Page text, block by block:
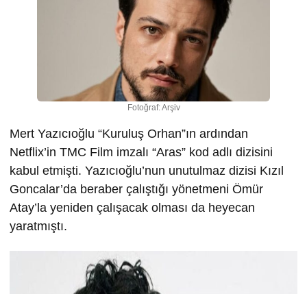
Fotoğraf: Arşiv
Mert Yazıcıoğlu “Kuruluş Orhan”ın ardından
Netflix’in TMC Film imzalı “Aras” kod adlı dizisini
kabul etmişti. Yazıcıoğlu’nun unutulmaz dizisi Kızıl
Goncalar’da beraber çalıştığı yönetmeni Ömür
Atay’la yeniden çalışacak olması da heyecan
yaratmıştı.